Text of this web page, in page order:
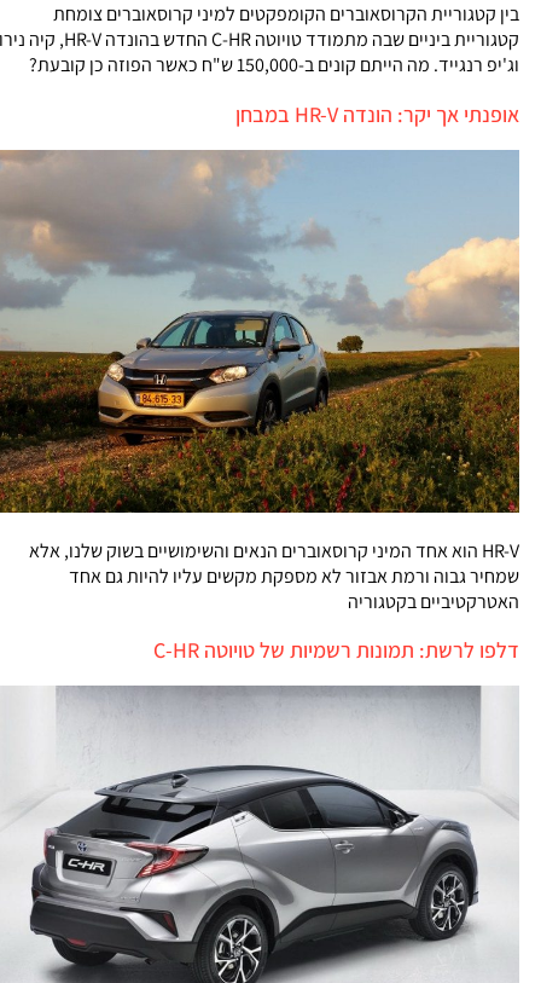
בין קטגוריית הקרוסאוברים הקומפקטים למיני קרוסאוברים צומחת
קטגוריית ביניים שבה מתמודד טויוטה C-HR החדש בהונדה HR-V, קיה נירו
וג'יפ רנגייד. מה הייתם קונים ב-150,000 ש"ח כאשר הפוזה כן קובעת?
אופנתי אך יקר: הונדה HR-V במבחן
HR-V הוא אחד המיני קרוסאוברים הנאים והשימושיים בשוק שלנו, אלא
שמחיר גבוה ורמת אבזור לא מספקת מקשים עליו להיות גם אחד
האטרקטיביים בקטגוריה
דלפו לרשת: תמונות רשמיות של טויוטה C-HR